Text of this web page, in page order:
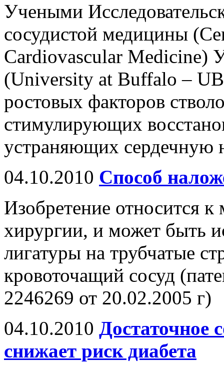
Учеными
сосудистой медицины
Cardiovascular Medicine)
(University at Buffalo –
ростовых факторов
стимулирующих
устраняющих сердечную
04.10.2010 Способ
Изобретение относится
хирургии, и может быть
лигатуры на трубчатые
кровоточащий сосуд
2246269 от 20.02.2005 г)
04.10.2010 Достаточное
снижает риск диабета